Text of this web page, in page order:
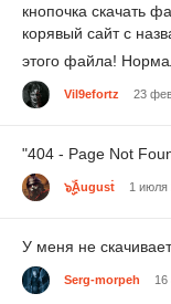
кнопочка скачать
корявый сайт с
этого файла!
Vil9efortz 23
"404 - Page Not
๖ۣۣۜAugusṫ 1 июля
У меня не
Serg-morpeh 16